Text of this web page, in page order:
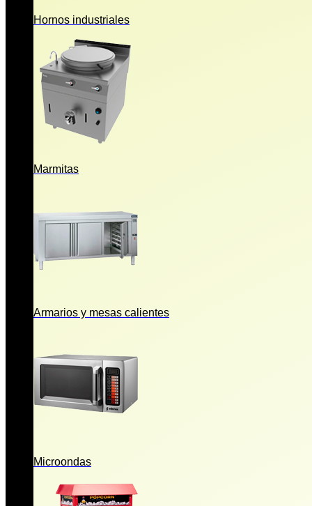
Hornos industriales
Marmitas
Armarios y mesas calientes
Microondas